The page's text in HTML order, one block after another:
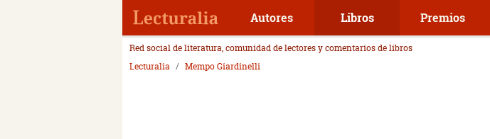
Autores Libros Premios
Red social de literatura, comunidad de lectores y comentarios de libros
Lecturalia
Mempo Giardinelli